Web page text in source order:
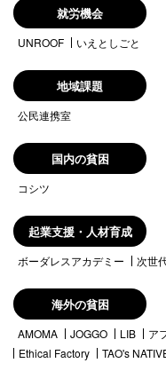
就労機会
UNROOF いえとしごと
地域課題
公民連携室
国内の貧困
コシツ
起業支援・人材育成
ボーダレスアカデミー 次世
海外の貧困
AMOMA JOGGO LIB ア
Ethical Factory
TAO's